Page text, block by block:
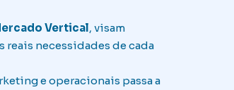
Vertical, visam
reais necessidades de cada
e operacionais passa a